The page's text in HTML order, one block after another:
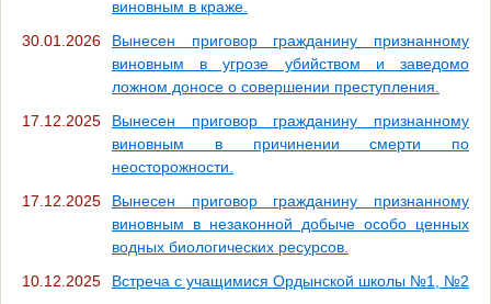
виновным в краже.
30.01.2026
Вынесен приговор гражданину признанному
виновным в угрозе убийством и заведомо
ложном доносе о совершении преступления.
17.12.2025
Вынесен приговор гражданину признанному
виновным в причинении смерти по
неосторожности.
17.12.2025
Вынесен приговор гражданину признанному
виновным в незаконной добыче особо ценных
водных биологических ресурсов.
10.12.2025
Встреча с учащимися Ордынской школы №1, №2